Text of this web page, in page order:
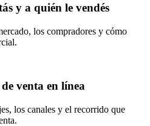
y a quién le vendés
los compradores y cómo
venta en línea
los canales y el recorrido que